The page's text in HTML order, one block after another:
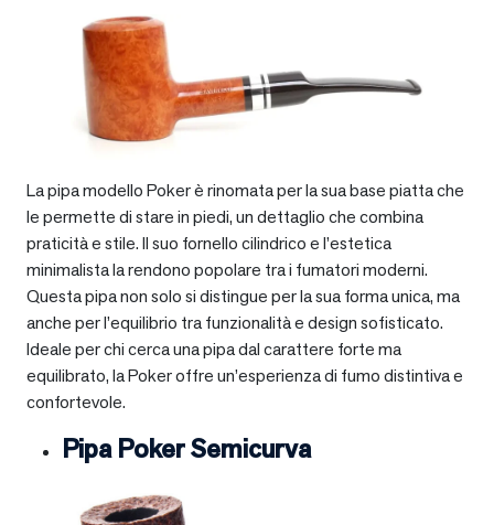
La pipa modello Poker è rinomata per la sua base piatta che
le permette di stare in piedi, un dettaglio che combina
praticità e stile. Il suo fornello cilindrico e l’estetica
minimalista la rendono popolare tra i fumatori moderni.
Questa pipa non solo si distingue per la sua forma unica, ma
anche per l’equilibrio tra funzionalità e design sofisticato.
Ideale per chi cerca una pipa dal carattere forte ma
equilibrato, la Poker offre un’esperienza di fumo distintiva e
confortevole.
Pipa Poker Semicurva